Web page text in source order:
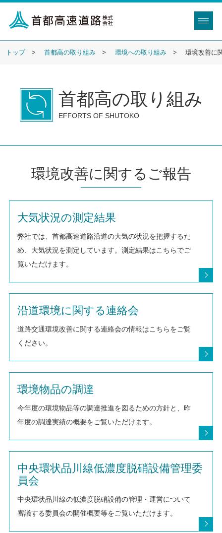
トップ 首都高の取り組み 環境への取り組み 環境改善に
首都高の取り組み
EFFORTS OF SHUTOKO
環境改善に関するご報告
大気状況の測定結果
弊社では、首都高速道路沿道の大気の状況を把握するた
め、大気状況を測定しています。測定結果はこちらでご
覧いただけます。
沿道環境に関する連絡会
道路交通環境改善に関する連絡会の情報はこちらをご覧
ください。
環境物品の調達
今年度の環境物品等の調達推進を図るための方針と、昨
年度の調達実績の概要をご覧いただけます。
中央環状品川線低濃度脱硝設備管理委
員会
中央環状品川線の低濃度脱硝設備の管理・運営について
審議する委員会の開催概要等をご覧いただけます。